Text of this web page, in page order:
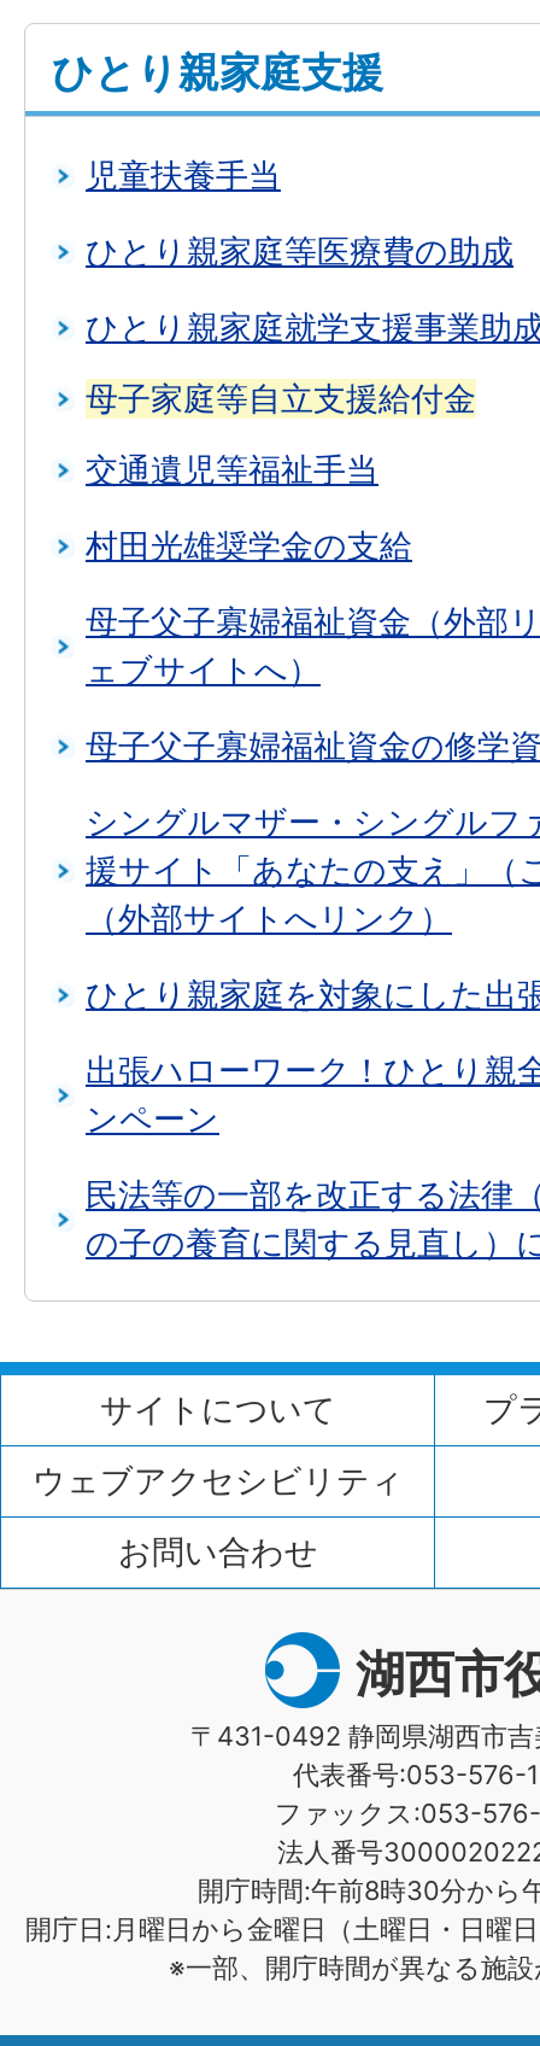
ひとり親家庭支援
児童扶養手当
ひとり親家庭等医療費の助成
ひとり親家庭就学支援事業助
母子家庭等自立支援給付金
交通遺児等福祉手当
村田光雄奨学金の支給
母子父子寡婦福祉資金（外部
ェブサイトへ）
母子父子寡婦福祉資金の修学
シングルマザー・シングルフ
援サイト「あなたの支え」（
（外部サイトへリンク）
ひとり親家庭を対象にした出
出張ハローワーク！ひとり親
ンペーン
民法等の一部を改正する法律
の子の養育に関する見直し）
サイトについて
プ
ウェブアクセシビリティ
お問い合わせ
湖西市
〒431-0492 静岡県湖西市
代表番号:053-576-
ファックス:053-576-
法人番号
開庁時間:午前8時30分から
開庁日:月曜日から金曜日（土曜日・日曜
※一部、開庁時間が異なる施